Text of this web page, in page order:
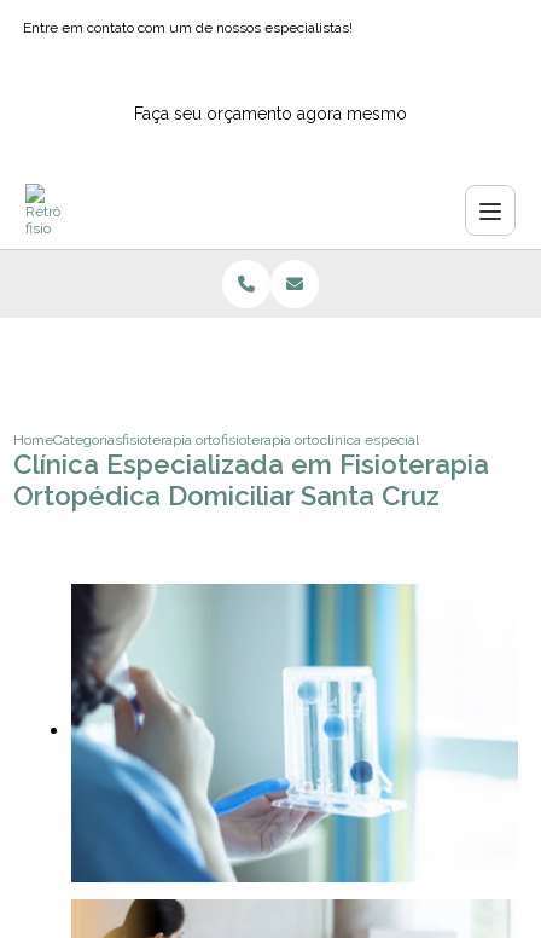
Entre em contato com um de nossos especialistas!
Faça seu orçamento agora mesmo
HomeCategoriasfisioterapia ortopedicafisioterapia ortopedia e traumatologia
clinica especializada em
Clínica Especializada em Fisioterapia
Ortopédica Domiciliar Santa Cruz